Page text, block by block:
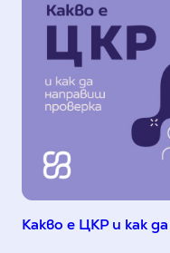
Какво е ЦКР и как